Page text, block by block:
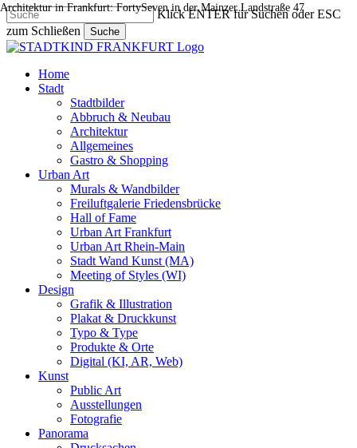
Skip
to
main
content
Klick ENTER für Suchen oder ESC
zum Schließen
Suche
Close
search
Menu
Home
Stadt
Stadtbilder
Abbruch & Neubau
Architektur
Allgemeines
Gastro & Shopping
Urban Art
Murals & Wandbilder
Freiluftgalerie Friedensbrücke
Hall of Fame
Urban Art Frankfurt
Urban Art Rhein-Main
Stadt Wand Kunst (MA)
Meeting of Styles (WI)
Design
Grafik & Illustration
Plakat & Druckkunst
Typo & Type
Produkte & Orte
Digital (KI, AR, Web)
Kunst
Public Art
Ausstellungen
Fotografie
Panorama
Architektur in Frankfurt: FortySeven in der Mainzer Landstraße 47